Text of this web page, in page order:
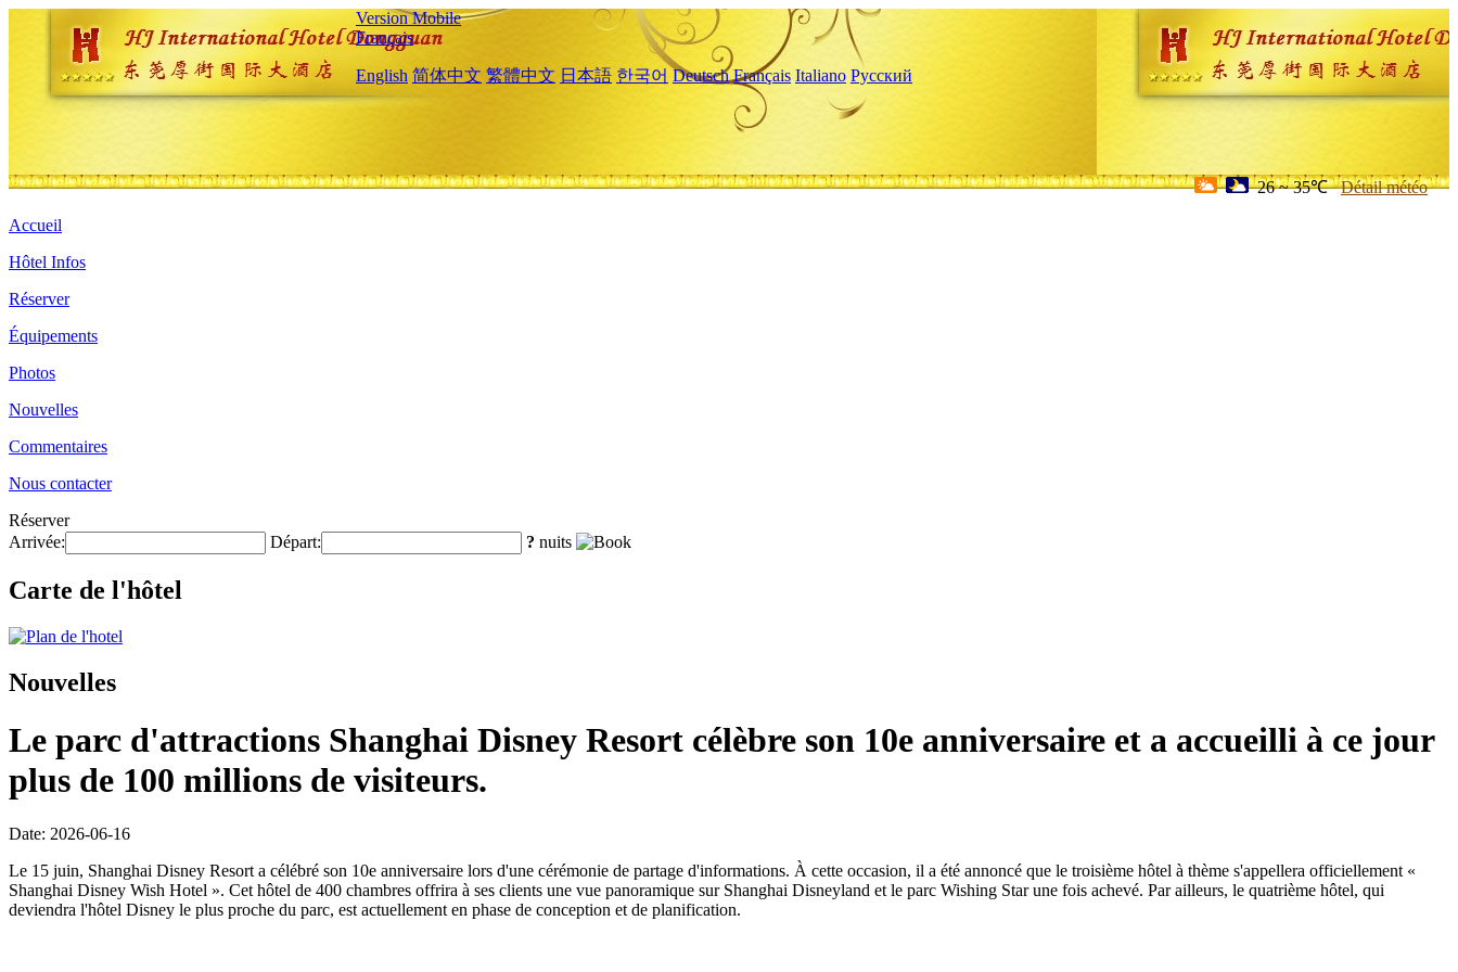
Version Mobile
Français
English 简体中文 繁體中文 日本語 한국어 Deutsch Français Italiano Русский
26 ~ 35℃ Détail météo
Accueil
Hôtel Infos
Réserver
Équipements
Photos
Nouvelles
Commentaires
Nous contacter
Réserver
Arrivée:
Départ: ? nuits
Carte de l'hôtel
Nouvelles
Le parc d'attractions Shanghai Disney Resort célèbre son 10e anniversaire et a accueilli à ce jour
plus de 100 millions de visiteurs.
Date: 2026-06-16
Le 15 juin, Shanghai Disney Resort a célébré son 10e anniversaire lors d'une cérémonie de partage d'informations. À cette occasion, il a été annoncé que le troisième hôtel à thème s'appellera officiellement «
Shanghai Disney Wish Hotel ». Cet hôtel de 400 chambres offrira à ses clients une vue panoramique sur Shanghai Disneyland et le parc Wishing Star une fois achevé. Par ailleurs, le quatrième hôtel, qui
deviendra l'hôtel Disney le plus proche du parc, est actuellement en phase de conception et de planification.